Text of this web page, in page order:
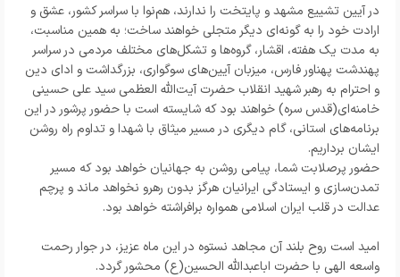
در آیین تشییع مشهد و پایتخت را ندارند، هم‌نوا با سراسر کشور، عشق و
ارادت خود را به گونه‌ای دیگر متجلی خواهند ساخت؛ به همین مناسبت،
به مدت یک هفته، اقشار، گروه‌ها و تشکل‌های مختلف مردمی در سراسر
پهندشت پهناور فارس، میزبان آیین‌های سوگواری، بزرگداشت و ادای دین
و احترام به رهبر شهید انقلاب حضرت آیت‌الله العظمی سید علی حسینی
خامنه‌ای(قدس سره) خواهند بود که شایسته است با حضور پرشور در این
برنامه‌های استانی، گام دیگری در مسیر میثاق با شهدا و تداوم راه روشن
ایشان برداریم.
حضور پرصلابت شما، پیامی روشن به جهانیان خواهد بود که مسیر
تمدن‌سازی و ایستادگی ایرانیان هرگز بدون رهرو نخواهد ماند و پرچم
عدالت‌ در قلب ایران اسلامی همواره برافراشته خواهد بود.
امید است روح بلند آن مجاهد نستوه در این ماه عزیز، در جوار رحمت
واسعه الهی با حضرت اباعبدالله الحسین(ع) محشور گردد.